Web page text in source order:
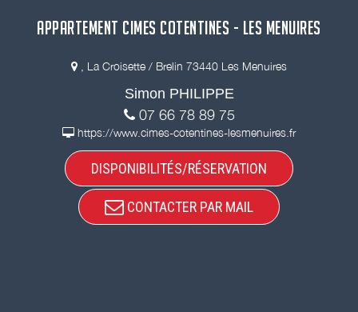
APPARTEMENT CIMES COTENTINES - LES MENUIRES
, La Croisette / Brelin 73440 Les Menuires
Simon PHILIPPE
07 66 78 89 75
https://www.cimes-cotentines-lesmenuires.fr
DISPONIBILITÉS/RÉSERVATION
CONTACTER PAR MAIL